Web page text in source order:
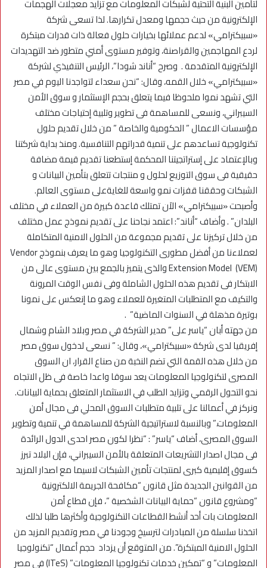
لتأمين البنية التحتية لشبكات المعلومات مع تزايد معجلات الهجمات
الإلكترونية من حيث حجمها ومعدل تكرارها. لذا تسعى شركة
«سبيكترامي» لدعم عملائها بخيارات حلول فعالة ذات قدرات مبتكرة
لردع المهاجمين والقراصنة، وتوفير مستوى أمني متطور ضد التهديدات
الإلكترونية المتقدمة . وصرح “أناند شودا”، الرئيس التنفيذي لشركة
«سبيكترامي» خلال القمه، وقال: “نحن سعداء لتواجدنا اليوم في مصر
التي تشهد نموا ملحوظا فيما يتعلق بحجم الإستثمار و سوق الأمن
السيبراني، ونسعى للمساهمة فى تطوير وتلبية إحتياجات مختلف
مؤسسات الاعمال ” الحكومية والخاصة ” من خلال تقديم حلول
تكنولوجية تساعدهم على تنمية قدراتهم التنافسية. ومنذ بداية شركتنا
وبالإعتماد على إستراتجيتنا المحكمة إستطعنا تقديم قيمة مضافة
حقيقية فى سوق التوزيع لحلول و منتجات تتعلق بتأمين البيانات و
الشبكات وحققنا قفزات نمو واسعة للغايةعلى مستوى العالم.
وأصبحت «سبيكترامي» الاَن تمتلك قاعدة كبيرة من العملاء في مختلف
البلدان” . وأضاف “أناند”: اعتمد نجاحنا على تقديم نموذج عمل مختلف
من خلال تركيزنا على تقديم مجموعة من الحلول الامنية المتكاملة
لعملاءنا من أفضل مطورى التكنولوجيا وهو ما يعرف بنموذج Vendor
Extension Model (VEM) والذى يتميز بالجمع بين مستوى عالى من
الابتكار فى تقديم هذه الحلول الشاملة وفى نفس الوقت المرونة
والتكيف مع المتطلبات المتغيرة للعملاء وهو ما إنعكس على نمونا
بوتيرة مذهلة في السنوات الماضية” .
من جهته أبان “ياسر على” مدير الشركة في مصر وبلاد الشام وشمال
إفريقيا لدى شركة «سبيكترامي»، وقال: ” نسعى لدخول سوق مصر
من خلال هذه القمة التي تضم النخبة من صناع القرار، ان السوق
المصرى لتكنولوجيا المعلومات يعد سوقا واعدا خاصة فى ظل الاتجاه
نحو التحول الرقمي وتزايد الطلب في الاستثمار المتعلق بحماية البيانات.
ونركز في أعمالنا على تلبية متطلبات السوق المحلي فى مجال أمن
المعلومات.” وبالنسبة لاستراتيجية الشركة للمساهمة في تنمية وتطوير
السوق المصرى، أضاف “ياسر” : “نظرا لكون مصر احدى الدول الرائدة
فى مجال اصدار التشريعات المتعلقة بالأمن السيبراني، فإن البلاد تبرز
كسوق إقليمية كبرى لمنتجات تأمين الشبكات لاسيما مع اصدار المزيد
من القوانين الجديدة مثل قانون “مكافحة الجريمة الالكترونية
“ومشروع قانون “حماية البيانات الشخصية “، فإن قطاع أمن
المعلومات بات أحد أنشط القطاعات التكنولوجية وأكثرها طلبا لذلك
اتخذنا سلسلة من المبادرات لترسيخ وجودنا في مصر وتقديم المزيد من
الحلول الامنية المبتكرة”. من المتوقع أن يزداد حجم أعمال “تكنولوجيا
المعلومات” و “تمكين خدمات تكنولوجيا المعلومات” (ITeS) في مصر